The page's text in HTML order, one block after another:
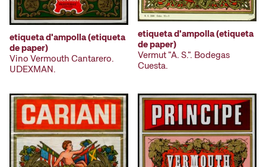
etiqueta d'ampolla (etiqueta
de paper)
Vino Vermouth Cantarero.
UDEXMAN.
etiqueta d'ampolla (etiqueta
de paper)
Vermut "A. S.". Bodegas
Cuesta.